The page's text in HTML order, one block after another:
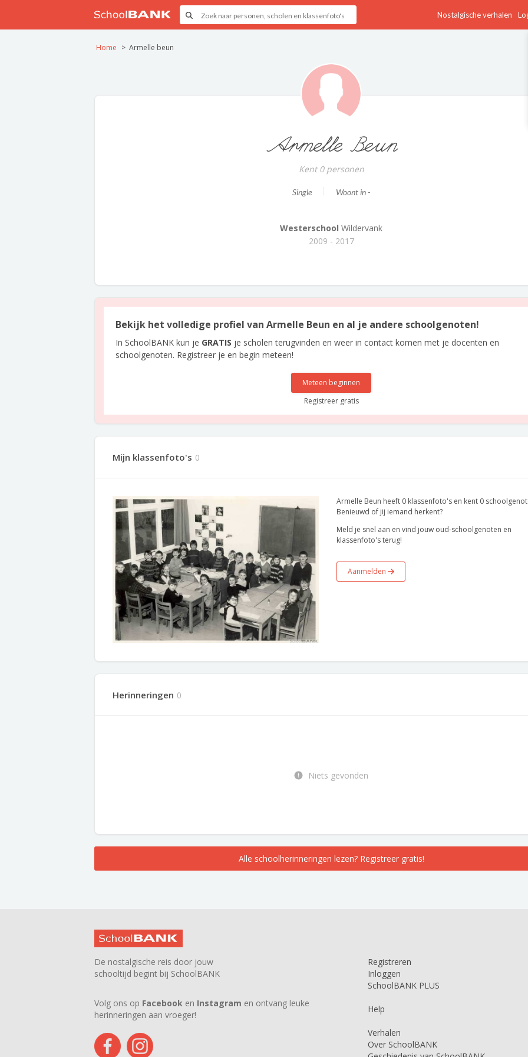
Nostalgische verhalen
Home Armelle beun
Armelle Beun
Kent 0 personen
Single Woont in -
Westerschool Wildervank
2009 - 2017
Bekijk het volledige profiel van Armelle Beun en al je andere schoolgenoten!
In SchoolBANK kun je GRATIS je scholen terugvinden en weer in contact komen met je docenten en
schoolgenoten. Registreer je en begin meteen!
Meteen beginnen
Registreer gratis
Mijn klassenfoto's 0
Armelle Beun heeft 0 klassenfoto's en kent 0
Benieuwd of jij iemand herkent?
Meld je snel aan en vind jouw oud-schoolgenoten en
klassenfoto's terug!
Aanmelden
Herinneringen 0
Niets gevonden
Alle schoolherinneringen lezen? Registreer gratis!
De nostalgische reis door jouw
schooltijd begint bij SchoolBANK
Volg ons op Facebook en Instagram en ontvang leuke
herinneringen aan vroeger!
Registreren
Inloggen
SchoolBANK PLUS
Help
Verhalen
Over SchoolBANK